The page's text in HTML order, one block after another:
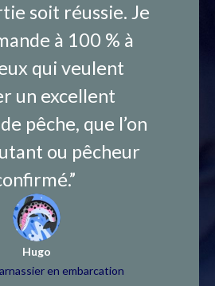
soit réussie. Je
à 100 % à
qui veulent
un excellent
pêche, que l’on
ou pêcheur
Hugo
en embarcation